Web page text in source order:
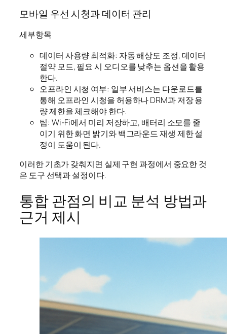
모바일 우선 시청과 데이터 관리
세부항목
데이터 사용량 최적화: 자동 해상도 조정, 데이터
절약 모드, 필요 시 오디오를 낮추는 옵션을 활용
한다.
오프라인 시청 여부: 일부 서비스는 다운로드를
통해 오프라인 시청을 허용하나 DRM과 저장 용
량 제한을 체크해야 한다.
팁: Wi-Fi에서 미리 저장하고, 배터리 소모를 줄
이기 위한 화면 밝기와 백그라운드 재생 제한 설
정이 도움이 된다.
이러한 기초가 갖춰지면 실제 구현 과정에서 중요한 것
은 도구 선택과 설정이다.
통합 관점의 비교 분석 방법과
근거 제시